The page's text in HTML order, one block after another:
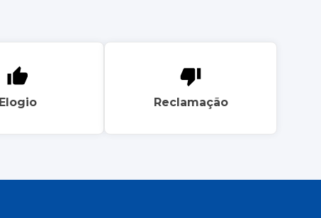
Elogio Reclamação